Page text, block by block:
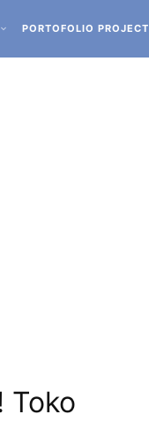
PORTOFOLIO PROJECT
Toko